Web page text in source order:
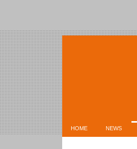
HOME NEWS